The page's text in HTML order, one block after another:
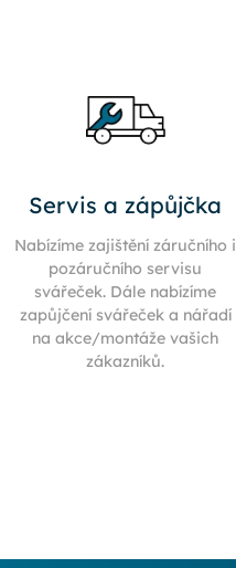
Servis a zápůjčka
Nabízíme zajištění záručního i
pozáručního servisu
svářeček. Dále nabízíme
zapůjčení svářeček a nářadí
na akce/montáže vašich
zákazníků.